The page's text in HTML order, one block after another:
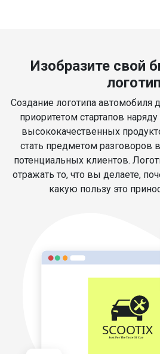
Изобразите свой
логотип
Создание логотипа
приоритетом стартапов
высококачественных
стать предметом разговоров
потенциальных клиентов.
отражать то, что вы делаете,
какую пользу это